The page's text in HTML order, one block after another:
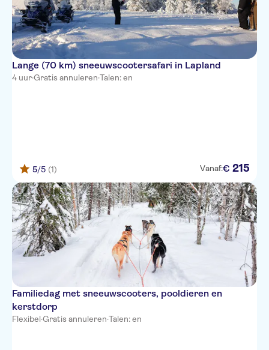
Lange (70 km) sneeuwscootersafari in Lapland
4 uur·Gratis annuleren·Talen: en
5/5 (1) Vanaf:€ 215
Familiedag met sneeuwscooters, pooldieren en
kerstdorp
Flexibel·Gratis annuleren·Talen: en